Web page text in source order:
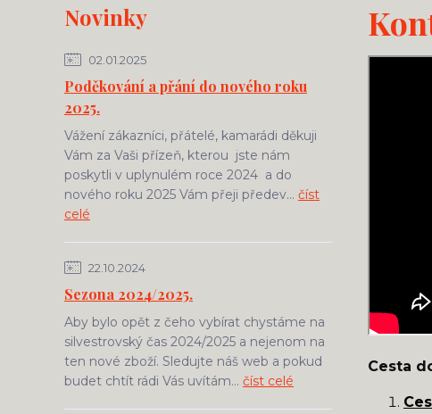
Novinky
02.01.2025
Poděkování a přání do nového roku
2025.
Vážení zákazníci, přátelé, kamarádi děkuji
Vám za Vaši přízeň, kterou jste nám
poskytli v uplynulém roce 2024 a do
nového roku 2025 Vám přeji předev... číst
celé
22.10.2024
Sezona 2024/2025.
Aby bylo opět z čeho vybírat chystáme na
silvestrovský čas 2024/2025 a nejenom na
ten nové zboží. Sledujte náš web a pokud
budet chtít rádi Vás uvítám... číst celé
Cesta